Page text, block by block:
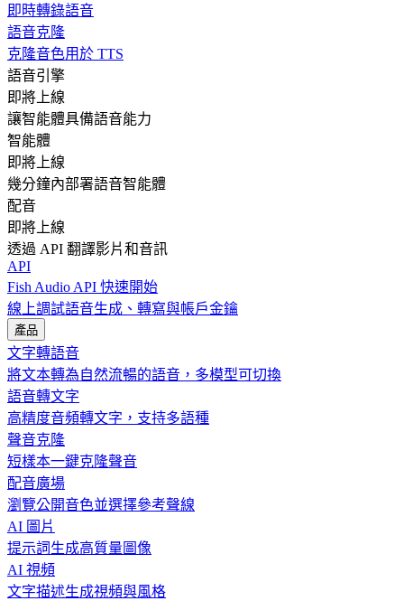
即時轉錄語音
語音克隆
克隆音色用於 TTS
語音引擎
即將上線
讓智能體具備語音能力
智能體
即將上線
幾分鐘內部署語音智能體
配音
即將上線
透過 API 翻譯影片和音訊
API
Fish Audio API 快速開始
線上調試語音生成、轉寫與帳戶金鑰
產品
文字轉語音
將文本轉為自然流暢的語音，多模型可切換
語音轉文字
高精度音頻轉文字，支持多語種
聲音克隆
短樣本一鍵克隆聲音
配音廣場
瀏覽公開音色並選擇參考聲線
AI 圖片
提示詞生成高質量圖像
AI 視頻
文字描述生成視頻與風格